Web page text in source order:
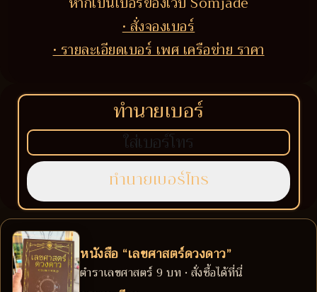
• สั่งจองเบอร์
• รายละเอียดเบอร์ เพศ เครือข่าย ราคา
ทำนายเบอร์
หนังสือ “เลขศาสตร์ดวงดาว”
ตำราเลขศาสตร์ 9 บท • สั่งซื้อได้ที่นี่